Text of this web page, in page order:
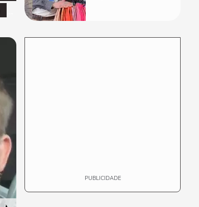
PUBLICIDADE